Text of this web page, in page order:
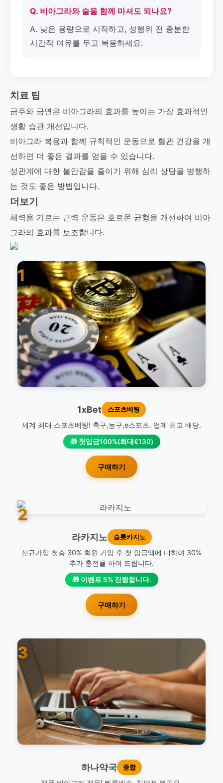
Q. 비아그라와 술을 함께 마셔도 되나요?
A. 낮은 용량으로 시작하고, 성행위 전 충분한
시간적 여유를 두고 복용하세요.
치료 팁
금주와 금연은 비아그라의 효과를 높이는 가장 효과적인
생활 습관 개선입니다.
비아그라 복용과 함께 규칙적인 운동으로 혈관 건강을 개
선하면 더 좋은 결과를 얻을 수 있습니다.
성관계에 대한 불안감을 줄이기 위해 심리 상담을 병행하
는 것도 좋은 방법입니다.
더보기
체력을 기르는 근력 운동은 호르몬 균형을 개선하여 비아
그라의 효과를 보조합니다.
1
1xBet 스포츠베팅
세계 최대 스포츠베팅! 축구,농구,e스포츠. 업계 최고 배당.
🎁 첫입금100%(최대€130)
구매하기
2
라카지노 슬롯카지노
신규가입 첫충 30% 회원 가입 후 첫 입금액에 대하여 30%
추가 충전을 하여 드립니다.
🎁 이벤트 5% 진행합니다.
구매하기
3
하나약국 종합